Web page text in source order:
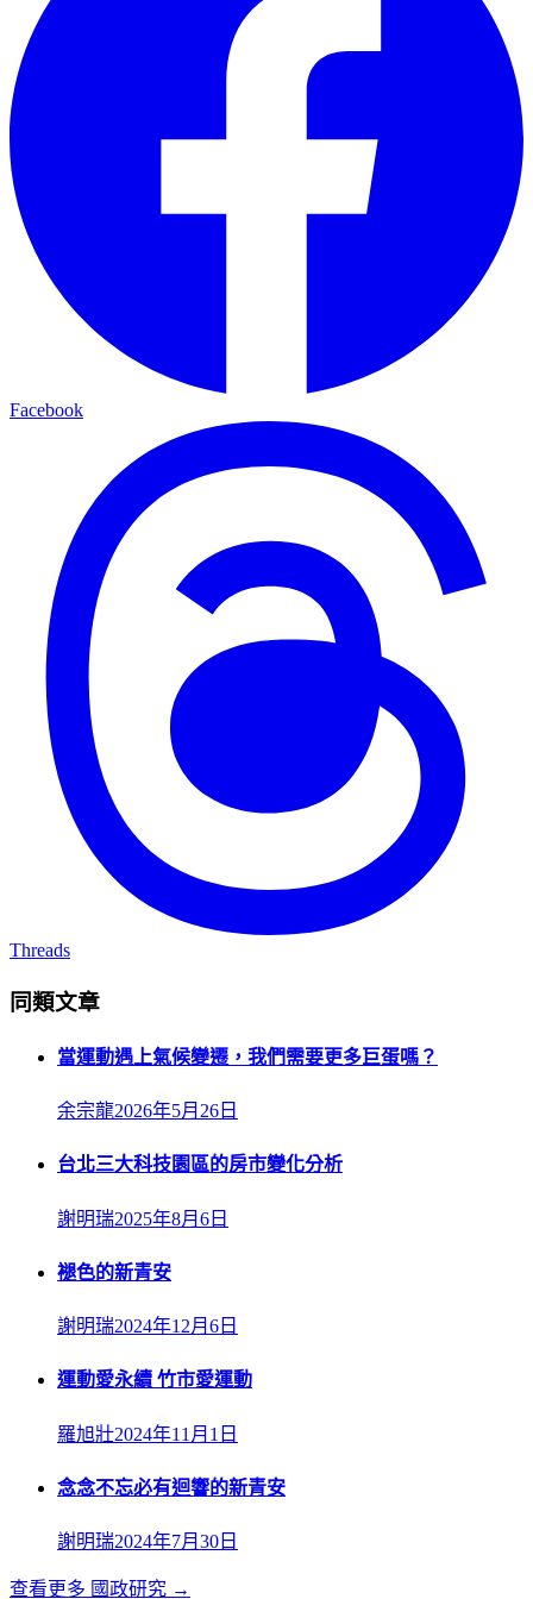
Facebook
Threads
同類文章
當運動遇上氣候變遷，我們需要更多巨蛋嗎？
余宗龍2026年5月26日
台北三大科技園區的房市變化分析
謝明瑞2025年8月6日
褪色的新青安
謝明瑞2024年12月6日
運動愛永續 竹市愛運動
羅旭壯2024年11月1日
念念不忘必有迴響的新青安
謝明瑞2024年7月30日
查看更多 國政研究 →